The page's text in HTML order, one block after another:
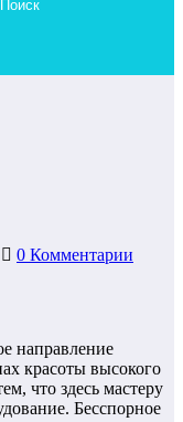
0 Комментарии
направление
красоты высокого
что здесь мастеру
Бесспорное